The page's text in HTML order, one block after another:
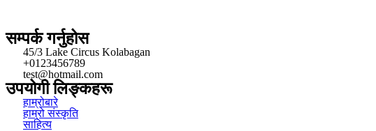
सम्पर्क गर्नुहोस
45/3 Lake Circus Kolabagan
+0123456789
test@hotmail.com
उपयोगी लिङ्कहरू
हाम्रोबारे
हाम्रो संस्कृति
साहित्य